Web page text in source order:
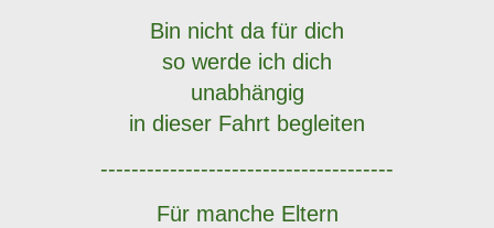
Bin nicht da für dich
so werde ich dich
unabhängig
in dieser Fahrt begleiten
--------------------------------------
Für manche Eltern